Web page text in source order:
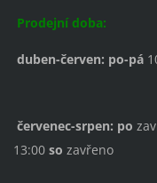
Prodejní doba:
duben-červen: po-pá
červenec-srpen: po
13:00 so zavřeno